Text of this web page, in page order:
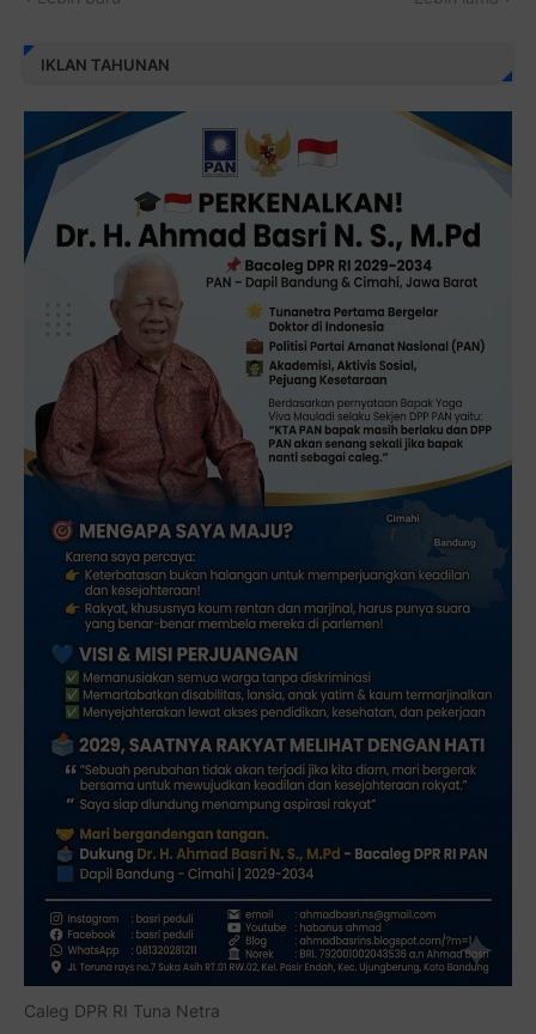
IKLAN TAHUNAN
Caleg DPR RI Tuna Netra